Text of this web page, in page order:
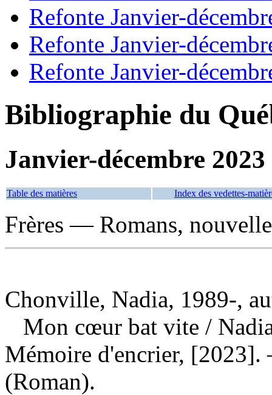
Refonte Janvier-
Refonte Janvier-
Refonte Janvier-
Bibliographie du
Janvier-décembre 2023
Table des matières Index des vedettes-
Frères — Romans,
Chonville, Nadia, 1989-,
Mon cœur bat vite /
Mémoire d'encrier,
(Roman).